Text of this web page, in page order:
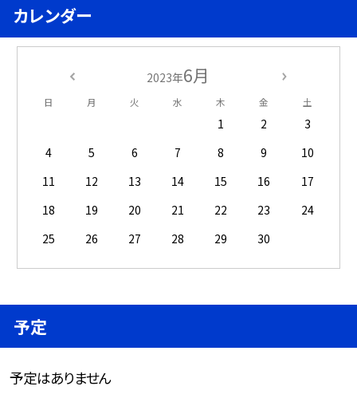
カレンダー
2023年6月
日 月 火 水 木 金 土
1 2
3
4
5 6 7 8 9
10
11
12 13 14 15 16
17
18
19 20 21 22 23
24
25
26 27 28 29 30
予定
予定はありません